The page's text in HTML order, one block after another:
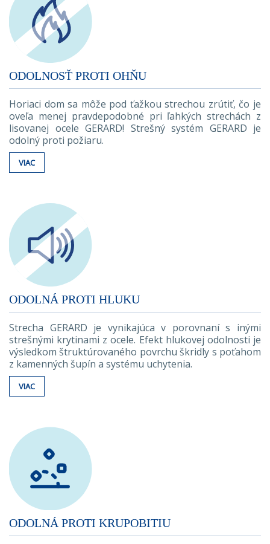
ODOLNOSŤ PROTI OHŇU
Horiaci dom sa môže pod ťažkou strechou zrútiť, čo je
oveľa menej pravdepodobné pri ľahkých strechách z
lisovanej ocele GERARD! Strešný systém GERARD je
odolný proti požiaru.
VIAC
ODOLNÁ PROTI HLUKU
Strecha GERARD je vynikajúca v porovnaní s inými
strešnými krytinami z ocele. Efekt hlukovej odolnosti je
výsledkom štruktúrovaného povrchu škridly s poťahom
z kamenných šupín a systému uchytenia.
VIAC
ODOLNÁ PROTI KRUPOBITIU